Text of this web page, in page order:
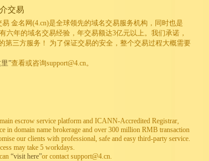
交易
金名网(4.cn)是全球领先的域名交易服务机构，同时也是
六年的域名交易经验，年交易额达3亿元以上。我们承诺，
第三方服务！ 为了保证交易的安全，整个交易过程大概需要
”查看或咨询support@4.cn。
escrow service platform and ICANN-Accredited Registrar,
in domain name brokerage and over 300 million RMB transaction
our clients with professional, safe and easy third-party service.
may take 5 workdays.
“visit here”or contact support@4.cn.